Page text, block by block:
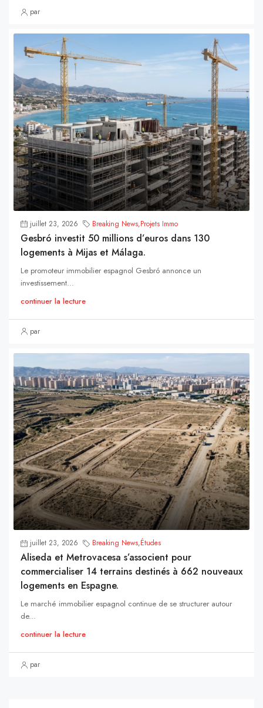
par
juillet 23, 2026 Breaking News,Projets Immo
Gesbró investit 50 millions d’euros dans 130
logements à Mijas et Málaga.
Le promoteur immobilier espagnol Gesbró annonce un
investissement...
continuer la lecture
par
juillet 23, 2026 Breaking News,Études
Aliseda et Metrovacesa s’associent pour
commercialiser 14 terrains destinés à 662 nouveaux
logements en Espagne.
Le marché immobilier espagnol continue de se structurer autour
de...
continuer la lecture
par